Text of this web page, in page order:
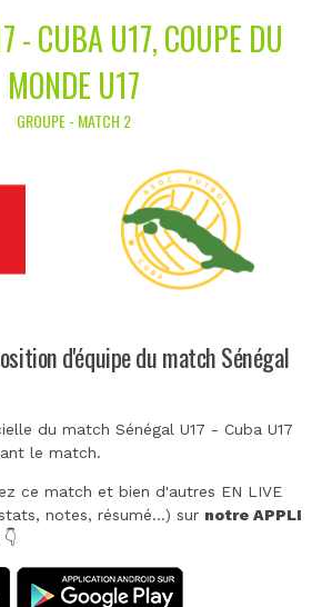
- CUBA U17, COUPE DU
MONDE U17
GROUPE - MATCH 2
d'équipe du match Sénégal
du match Sénégal U17 - Cuba U17
le match.
ce match et bien d'autres EN LIVE
notes, résumé...) sur notre APPLI